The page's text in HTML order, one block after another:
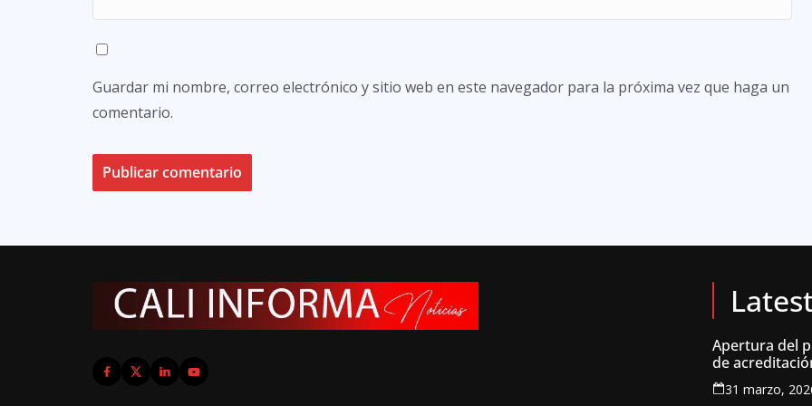
Guardar mi nombre, correo electrónico y sitio web en este navegador para la próxima vez que haga un
comentario.
Apertura del
de
inscripción
prensa
31 marzo,